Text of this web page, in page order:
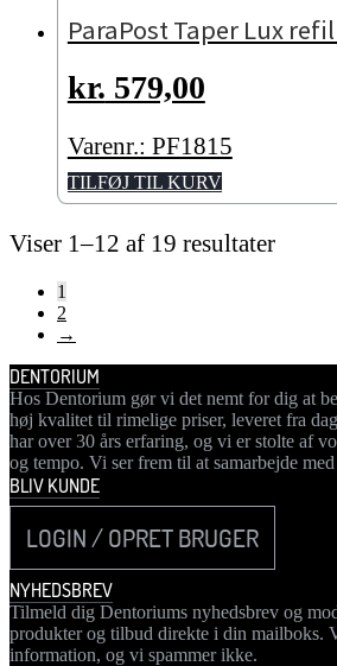
ParaPost Taper Lux
kr. 579,00
Varenr.: PF1815
TILFØJ TIL KURV
Viser 1–12 af 19 resultater
1
2
→
DENTORIUM
Hos Dentorium gør vi det nemt for dig at
høj kvalitet til rimelige priser, leveret fra
har over 30 års erfaring, og vi er stolte af
og tempo. Vi ser frem til at samarbejde
BLIV KUNDE
LOGIN / OPRET BRUGER
NYHEDSBREV
Tilmeld dig Dentoriums nyhedsbrev og
produkter og tilbud direkte i din mailboks.
information, og vi spammer ikke.